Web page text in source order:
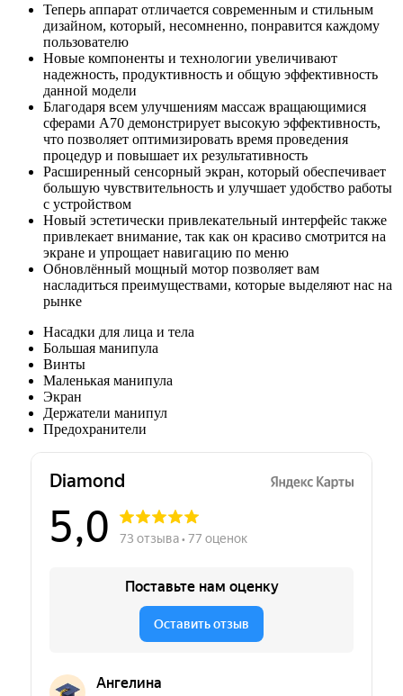
Теперь аппарат отличается современным и стильным
дизайном, который, несомненно, понравится каждому
пользователю
Новые компоненты и технологии увеличивают
надежность, продуктивность и общую эффективность
данной модели
Благодаря всем улучшениям массаж вращающимися
сферами А70 демонстрирует высокую эффективность,
что позволяет оптимизировать время проведения
процедур и повышает их результативность
Расширенный сенсорный экран, который обеспечивает
большую чувствительность и улучшает удобство работы
с устройством
Новый эстетически привлекательный интерфейс также
привлекает внимание, так как он красиво смотрится на
экране и упрощает навигацию по меню
Обновлённый мощный мотор позволяет вам
насладиться преимуществами, которые выделяют нас на
рынке
Насадки для лица и тела
Большая манипула
Винты
Маленькая манипула
Экран
Держатели манипул
Предохранители